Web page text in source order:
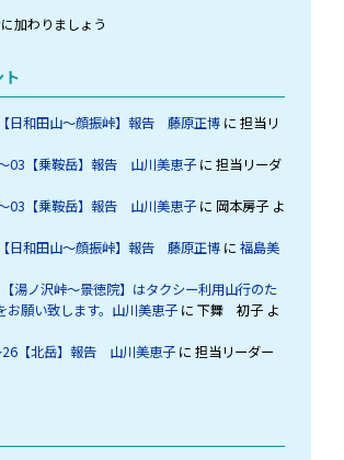
加わりましょう
日和田山～顔振峠】報告 藤原正博 に 担当リ
03【乗鞍岳】報告 山川美恵子 に 担当リーダ
03【乗鞍岳】報告 山川美恵子 に 岡本房子 よ
日和田山～顔振峠】報告 藤原正博 に 福島美
湯ノ沢峠〜景徳院】はタクシー利用山行のた
お願い致します。山川美恵子 に 下舞 初子 よ
【北岳】報告 山川美恵子 に 担当リーダー